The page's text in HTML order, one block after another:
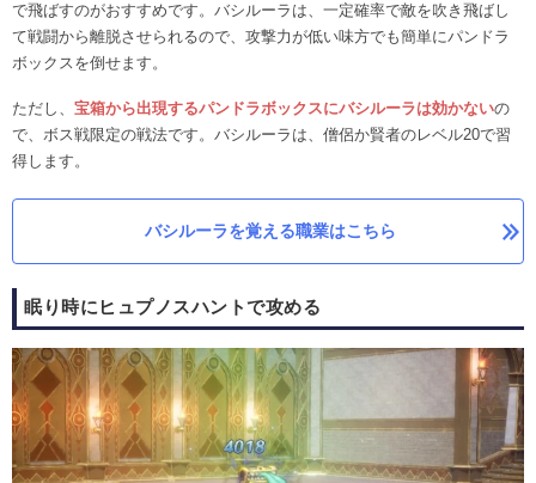
で飛ばすのがおすすめです。バシルーラは、一定確率で敵を吹き飛ばし
て戦闘から離脱させられるので、攻撃力が低い味方でも簡単にパンドラ
ボックスを倒せます。
ただし、 宝箱から出現するパンドラボックスにバシルーラは効かないの
で、ボス戦限定の戦法です。バシルーラは、僧侶か賢者のレベル20で習
得します。
バシルーラを覚える職業はこちら
眠り時にヒュプノスハントで攻める